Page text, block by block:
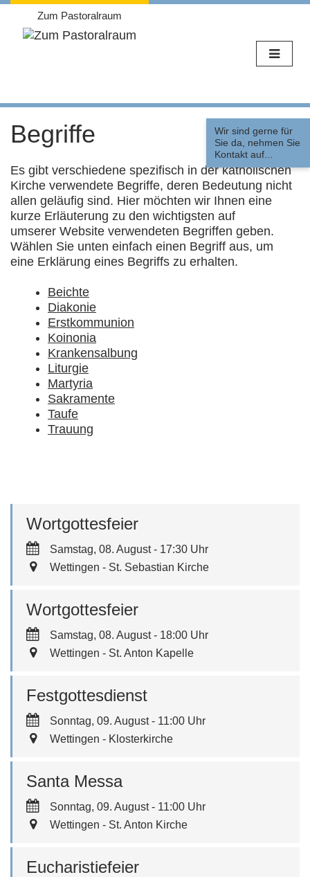
Weiter
zum
Inhalt
Zum Pastoralraum
Wir sind gerne für
Sie da, nehmen Sie
Kontakt auf...
Begriffe
Es gibt verschiedene spezifisch in der katholischen
Kirche verwendete Begriffe, deren Bedeutung nicht
allen geläufig sind. Hier möchten wir Ihnen eine
kurze Erläuterung zu den wichtigsten auf
umserer Website verwendeten Begriffen geben.
Wählen Sie unten einfach einen Begriff aus, um
eine Erklärung eines Begriffs zu erhalten.
Beichte
Diakonie
Erstkommunion
Koinonia
Krankensalbung
Liturgie
Martyria
Sakramente
Taufe
Trauung
Samstag, 08. August - 17:30 Uhr
Wettingen - St. Sebastian Kirche
Wortgottesfeier
Samstag, 08. August - 18:00 Uhr
Wettingen - St. Anton Kapelle
Wortgottesfeier
Sonntag, 09. August - 11:00 Uhr
Wettingen - Klosterkirche
Festgottesdienst
Sonntag, 09. August - 11:00 Uhr
Wettingen - St. Anton Kirche
Santa Messa
Eucharistiefeier